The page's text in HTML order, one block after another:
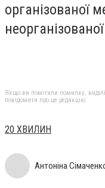
організованої
Якщо ви помітили помилку,
повідомити про це редакцію
20 ХВИЛИН
Антоніна